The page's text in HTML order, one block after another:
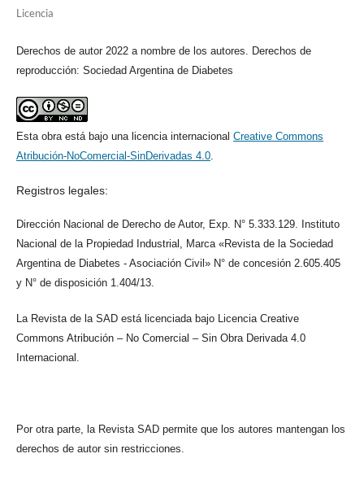
Licencia
Derechos de autor 2022 a nombre de los autores. Derechos de
reproducción: Sociedad Argentina de Diabetes
Esta obra está bajo una licencia internacional Creative Commons
Atribución-NoComercial-SinDerivadas 4.0.
Registros legales:
Dirección Nacional de Derecho de Autor, Exp. N° 5.333.129. Instituto
Nacional de la Propiedad Industrial, Marca «Revista de la Sociedad
Argentina de Diabetes - Asociación Civil» N° de concesión 2.605.405
y N° de disposición 1.404/13.
La Revista de la SAD está licenciada bajo Licencia Creative
Commons Atribución – No Comercial – Sin Obra Derivada 4.0
Internacional.
Por otra parte, la Revista SAD permite que los autores mantengan los
derechos de autor sin restricciones.